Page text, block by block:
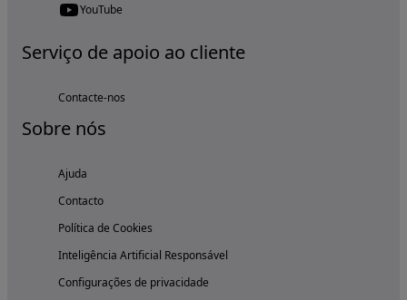
YouTube
Serviço de apoio ao cliente
Contacte-nos
Sobre nós
Ajuda
Contacto
Política de Cookies
Inteligência Artificial Responsável
Configurações de privacidade